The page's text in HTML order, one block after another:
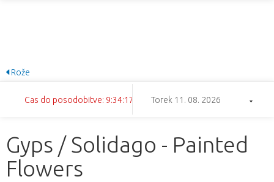
Rože
Cas do posodobitve: 9:34:16 Torek 11. 08. 2026
Gyps / Solidago - Painted
Flowers